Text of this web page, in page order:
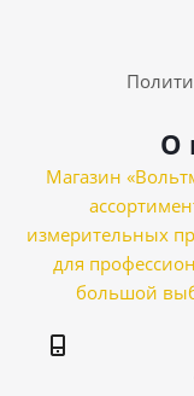
О
Магазин
измерительных
для
большой